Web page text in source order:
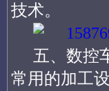
技术。
五、数控
常用的加工